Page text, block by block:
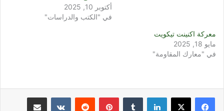
أكتوبر 10, 2025
في "الكتب والدراسات"
معركة اكنينت تيكويت
مايو 18, 2025
في "معارك المقاومة"
لينكدإن بينتيريست مشاركة عبر البريد